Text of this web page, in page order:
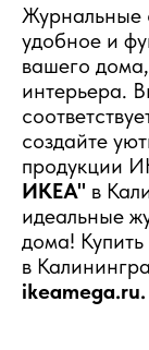
Журнальные
удобное и
вашего
интерьера.
создайте
продукции
ИКЕА" в
идеальные
дома!
в
ikeamega.ru.